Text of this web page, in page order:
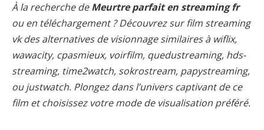
À la recherche deMeurtre parfait en streaming fr
ou en téléchargement ? Découvrez sur film streaming
vk des alternatives de visionnage similaires à wiflix,
wawacity, cpasmieux, voirfilm, quedustreaming, hds-
streaming, time2watch, sokrostream, papystreaming,
ou justwatch. Plongez dans l’univers captivant de ce
film et choisissez votre mode de visualisation préféré.